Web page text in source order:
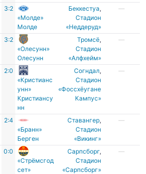
3:2
«Молде»
Молде
Беккестуа,
Стадион
«Неддеруд»
—
3:2
«Олесунн»
Олесунн
Тромсё,
Стадион
«Алфхейм»
—
2:0
«Кристианс
унн»
Кристиансу
нн
Согндал,
Стадион
«Фоссхёугане
Кампус»
—
2:4
«Бранн»
Берген
Ставангер,
Стадион
«Викинг»
—
0:0
«Стрёмсгод
сет»
Сарпсборг,
Стадион
«Сарпсборг»
—